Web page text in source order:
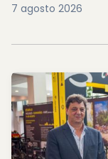
7 agosto 2026